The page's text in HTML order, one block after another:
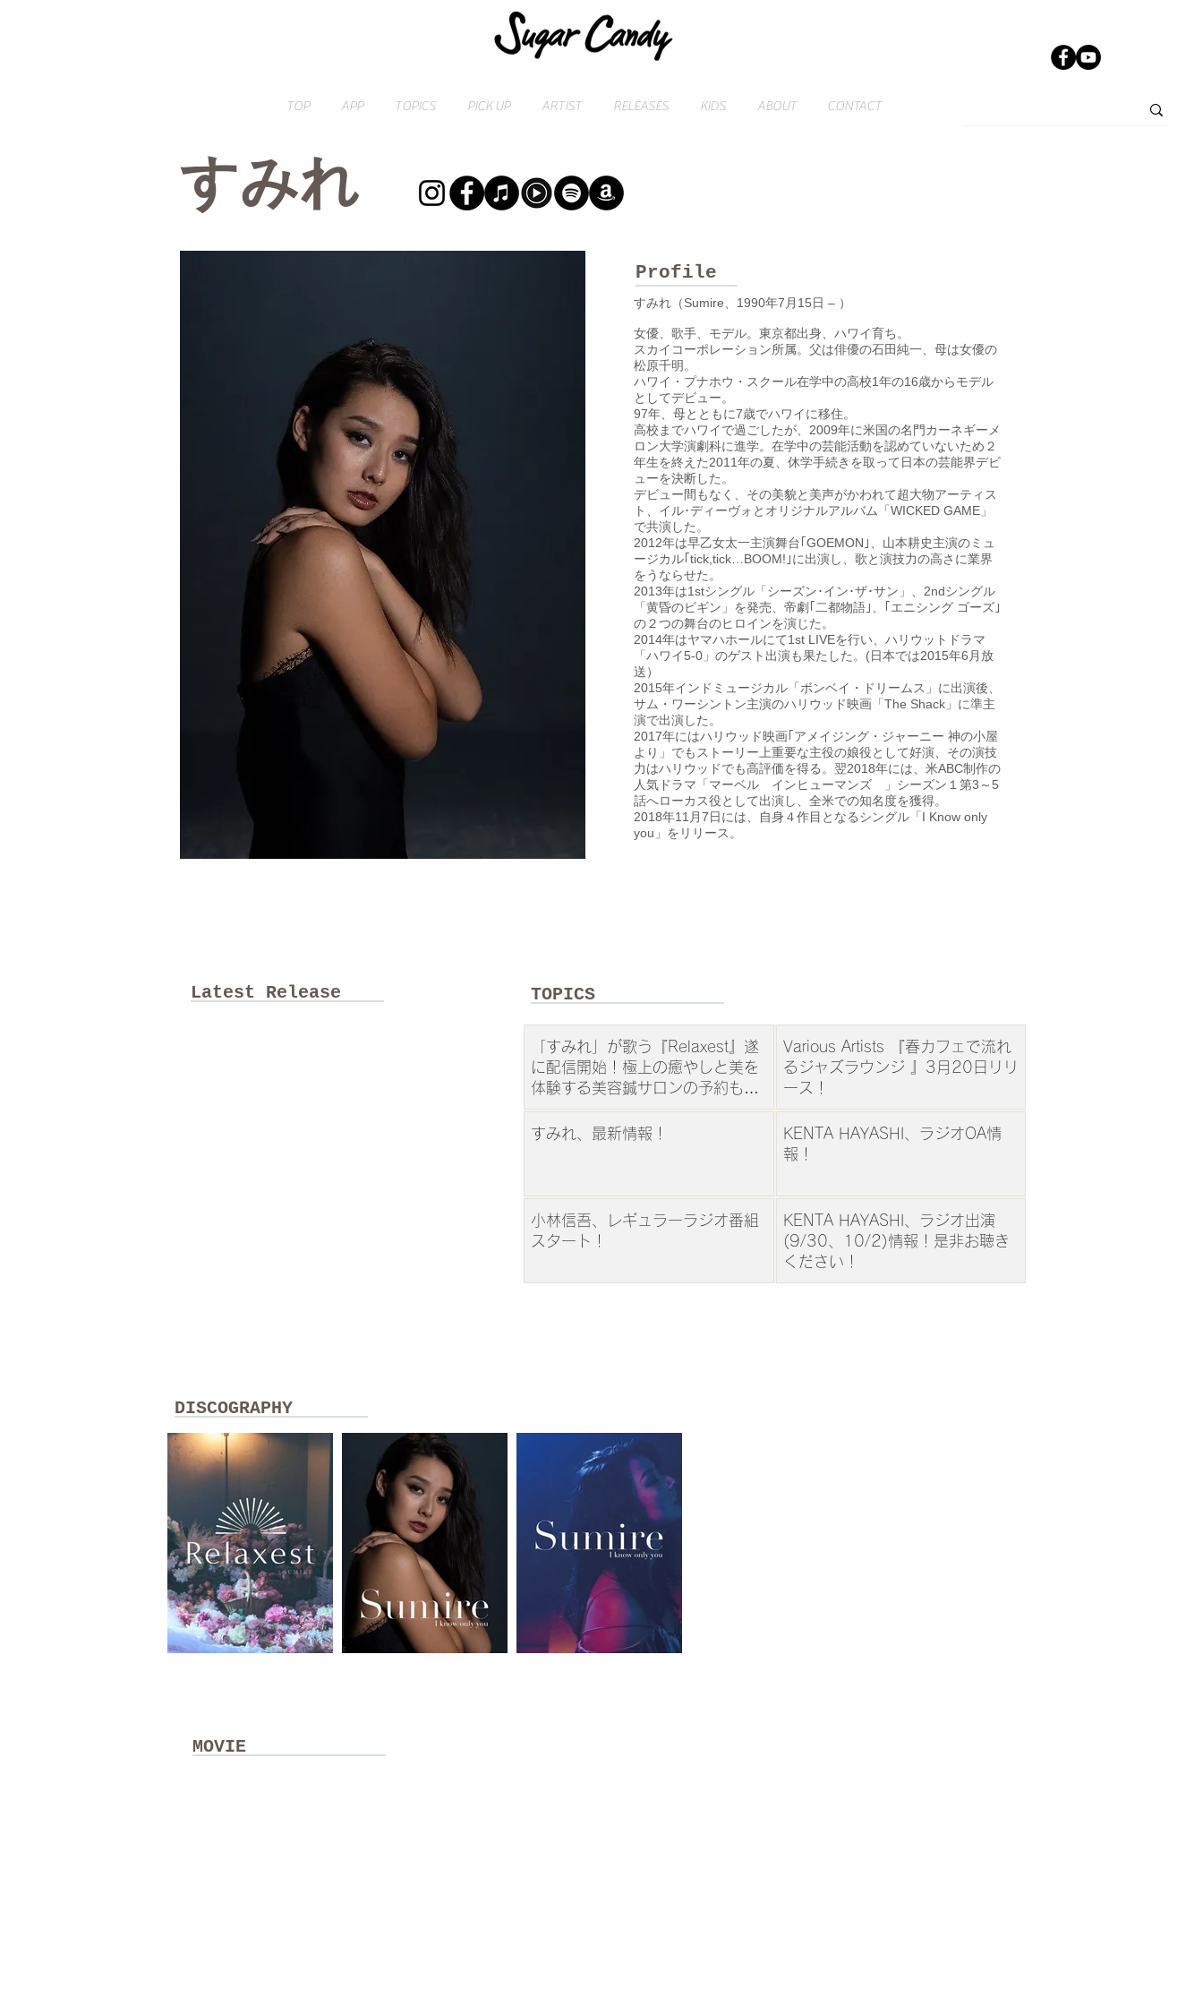
TOP APP TOPICS PICK UP ARTIST RELEASES KIDS ABOUT CONTACT
​すみれ
Profile
すみれ（Sumire、1990年7月15日 – ）
女優、歌手、モデル。東京都出身、ハワイ育ち。
スカイコーポレーション所属。父は俳優の石田純一、母は女優の
松原千明。
ハワイ・プナホウ・スクール在学中の高校1年の16歳からモデル
としてデビュー。
97年、母とともに7歳でハワイに移住。
高校までハワイで過ごしたが、2009年に米国の名門カーネギーメ
ロン大学演劇科に進学。在学中の芸能活動を認めていないため２
年生を終えた2011年の夏、休学手続きを取って日本の芸能界デビ
ューを決断した。
デビュー間もなく、その美貌と美声がかわれて超大物アーティス
ト、イル･ディーヴォとオリジナルアルバム「WICKED GAME」
で共演した。
2012年は早乙女太一主演舞台｢GOEMON｣、山本耕史主演のミュ
ージカル｢tick,tick…BOOM!｣に出演し、歌と演技力の高さに業界
をうならせた。
2013年は1stシングル「シーズン･イン･ザ･サン」、2ndシングル
「黄昏のビギン」を発売、帝劇｢二都物語｣、｢エニシング ゴーズ｣
の２つの舞台のヒロインを演じた。
2014年はヤマハホールにて1st LIVEを行い、ハリウットドラマ
「ハワイ5-0」のゲスト出演も果たした。(日本では2015年6月放
送）
2015年インドミュージカル「ボンベイ・ドリームス」に出演後、
サム・ワーシントン主演のハリウッド映画「The Shack」に準主
演で出演した。
2017年にはハリウッド映画｢アメイジング・ジャーニー 神の小屋
より」でもストーリー上重要な主役の娘役として好演、その演技
力はハリウッドでも高評価を得る。翌2018年には、米ABC制作の
人気ドラマ「マーベル インヒューマンズ 」シーズン１第3～5
話へローカス役として出演し、全米での知名度を獲得。
2018年11月7日には、自身４作目となるシングル「I Know only
you」をリリース。
Latest Release TOPICS
「すみれ」が歌う『Relaxest』遂
に配信開始！極上の癒やしと美を
体験する美容鍼サロンの予約も同
Various Artists 『春カフェで流れ
るジャズラウンジ 』3月20日リリ
ース！
すみれ、最新情報！
KENTA HAYASHI、ラジオOA情
報！
小林信吾、レギュラーラジオ番組
スタート！
KENTA HAYASHI、ラジオ出演
(9/30、10/2)情報！是非お聴き
ください！
DISCOGRAPHY
MOVIE